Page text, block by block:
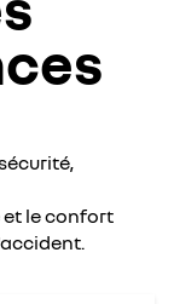
et le confort